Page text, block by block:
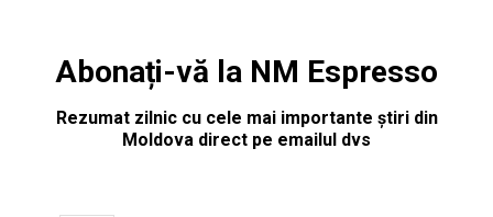
Abonați-vă la NM Espresso
Rezumat zilnic cu cele mai importante știri din
Moldova direct pe emailul dvs